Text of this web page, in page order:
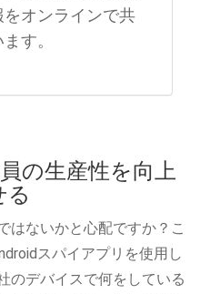
オンラインで共
す。
の生産性を向上
る
はないかと心配ですか？こ
スパイアプリを使用し
のデバイスで何をしている